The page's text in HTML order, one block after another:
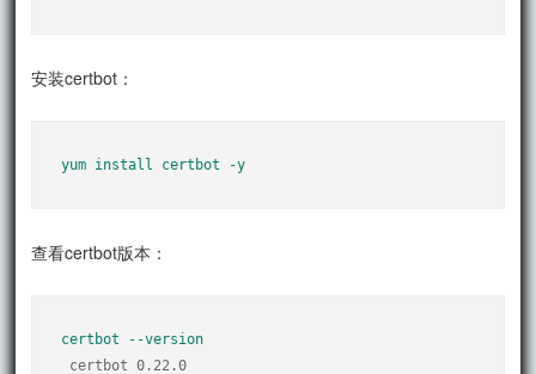
安装certbot：
yum install certbot -y
查看certbot版本：
certbot --version
certbot 0.22.0